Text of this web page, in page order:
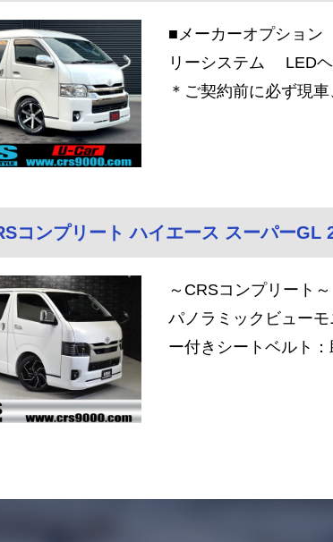
■メーカーオプショ
リーシステム LED
＊ご契約前に必ず現
コンプリート ハイエース スーパーGL
～CRSコンプリート
パノラミックビュー
ー付きシートベルト